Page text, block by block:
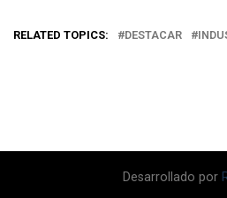
RELATED TOPICS: DESTACAR
Desarrollado por